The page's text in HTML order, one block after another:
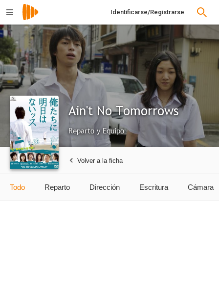
Identificarse/Registrarse
Ain't No Tomorrows
Reparto y Equipo
Volver a la ficha
Todo Reparto Dirección Escritura Cámara